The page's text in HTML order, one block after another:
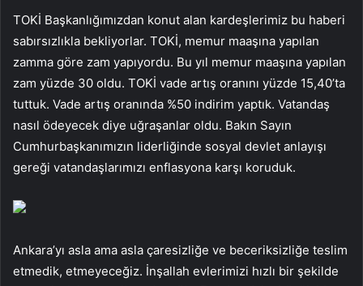
TOKİ Başkanlığımızdan konut alan kardeşlerimiz bu haberi
sabırsızlıkla bekliyorlar. TOKİ, memur maaşına yapılan
zamma göre zam yapıyordu. Bu yıl memur maaşına yapılan
zam yüzde 30 oldu. TOKİ vade artış oranını yüzde 15,40’ta
tuttuk. Vade artış oranında %50 indirim yaptık. Vatandaş
nasıl ödeyecek diye uğraşanlar oldu. Bakın Sayın
Cumhurbaşkanımızın liderliğinde sosyal devlet anlayışı
gereği vatandaşlarımızı enflasyona karşı koruduk.
Ankara’yı asla ama asla çaresizliğe ve beceriksizliğe teslim
etmedik, etmeyeceğiz. İnşallah evlerimizi hızlı bir şekilde